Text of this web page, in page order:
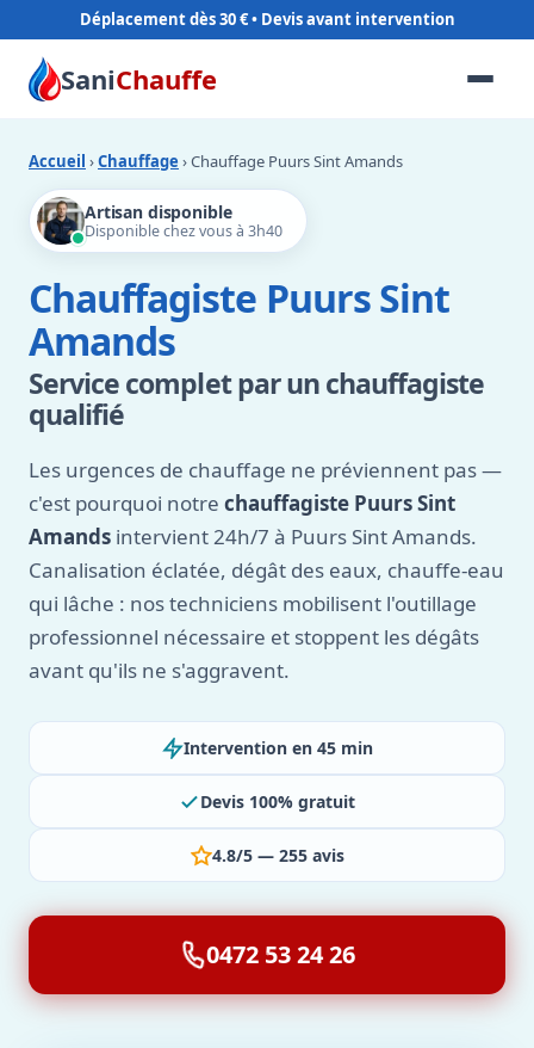
Déplacement dès 30 €
SaniChauffe
Accueil ›Chauffage › Chauffage Puurs Sint Amands
Artisan disponible
Disponible chez vous à 3h40
Chauffagiste Puurs Sint
Amands
Service complet par un chauffagiste
qualifié
Les urgences de chauffage ne préviennent pas —
c'est pourquoi notre chauffagiste Puurs Sint
Amands intervient 24h/7 à Puurs Sint Amands.
Canalisation éclatée, dégât des eaux, chauffe-eau
qui lâche : nos techniciens mobilisent l'outillage
professionnel nécessaire et stoppent les dégâts
avant qu'ils ne s'aggravent.
Intervention en 45 min
Devis 100% gratuit
4.8/5 — 255 avis
0472 53 24 26